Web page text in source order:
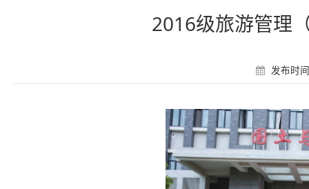
2016级旅游管理
发布时